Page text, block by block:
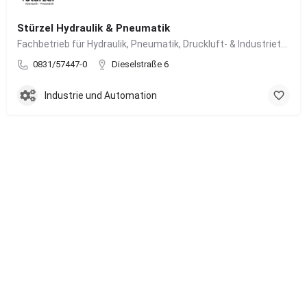
Stürzel Hydraulik & Pneumatik
0831/57447-0 Dieselstraße 6
Industrie und Automation